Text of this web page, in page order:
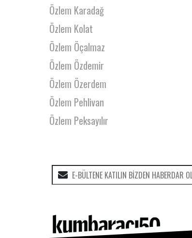
Özlem Karadağ
Özlem Kolat
Özlem Öçalmaz
Özlem Özdemir
Özlem Özerdem
Özlem Pehlivan
Özlem Peksayılır
Özlem-Mekin Mumcuoğlu
Pelin Okumuş
Pelin Özkan